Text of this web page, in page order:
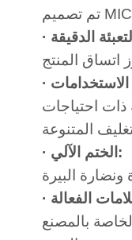
الدقيقة
الاستخدامات
ذات احتياجات
· الختم الآلي:
الفعالة
بالمصنع